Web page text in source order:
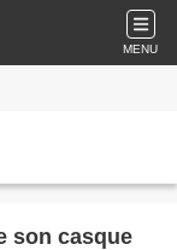
MENU
son casque